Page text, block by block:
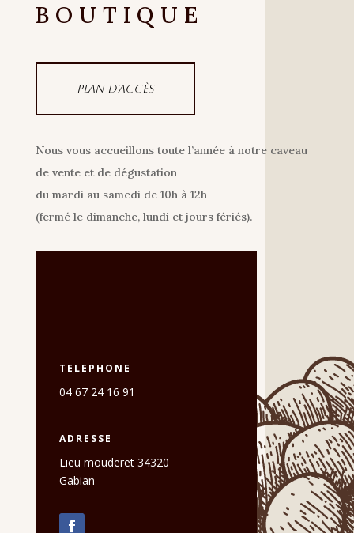
BOUTIQUE
Plan d'accès
Nous vous accueillons toute l’année à notre caveau
de vente et de dégustation
du mardi au samedi de 10h à 12h
(fermé le dimanche, lundi et jours fériés).
TELEPHONE
04 67 24 16 91
ADRESSE
Lieu mouderet 34320
Gabian